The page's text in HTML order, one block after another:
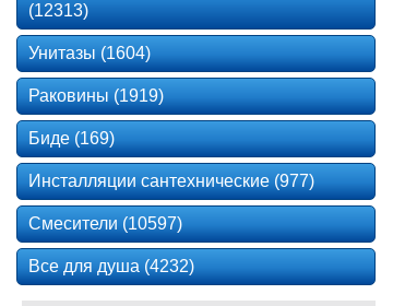
(12313)
Унитазы (1604)
Раковины (1919)
Биде (169)
Инсталляции сантехнические (977)
Смесители (10597)
Все для душа (4232)